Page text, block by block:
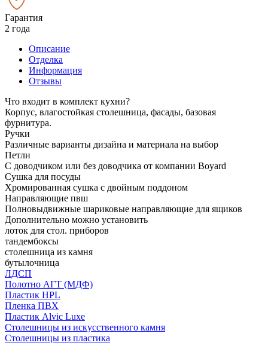
Гарантия
2 года
Описание
Отделка
Информация
Отзывы
Что входит в комплект кухни?
Корпус, влагостойкая столешница, фасады, базовая
фурнитура.
Ручки
Различные варианты дизайна и материала на выбор
Петли
С доводчиком или без доводчика от компании Boyard
Сушка для посуды
Хромированная сушка с двойным поддоном
Направляющие пвш
Полновыдвижные шариковые направляющие для ящиков
Дополнительно можно установить
лоток для стол. приборов
тандембоксы
столешница из камня
бутылочница
ЛДСП
Полотно АГТ (МДФ)
Пластик HPL
Пленка ПВХ
Пластик Alvic Luxe
Столешницы из искусственного камня
Столешницы из пластика